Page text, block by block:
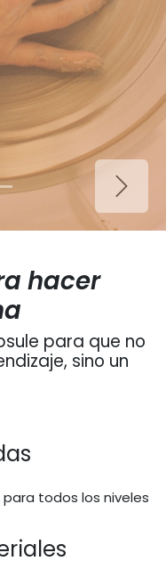
hacer
para que no
sino un
todos los niveles